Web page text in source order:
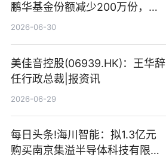
鹏华基金份额减少200万份，重
仓股亨通光电、赤峰黄金、佰维
2026-06-30
美佳音控股(06939.HK)：王华辞
任行政总裁|报资讯
2026-06-29
每日头条!海川智能：拟1.3亿元
购买南京集溢半导体科技有限公